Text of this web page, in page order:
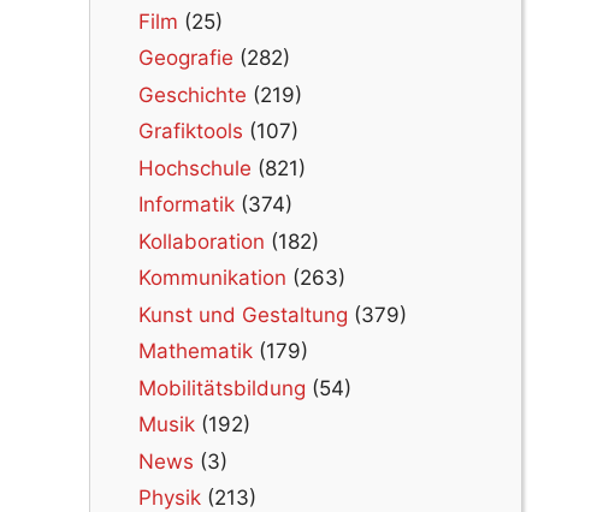
Film (25)
Geografie (282)
Geschichte (219)
Grafiktools (107)
Hochschule (821)
Informatik (374)
Kollaboration (182)
Kommunikation (263)
Kunst und Gestaltung (379)
Mathematik (179)
Mobilitätsbildung (54)
Musik (192)
News (3)
Physik (213)